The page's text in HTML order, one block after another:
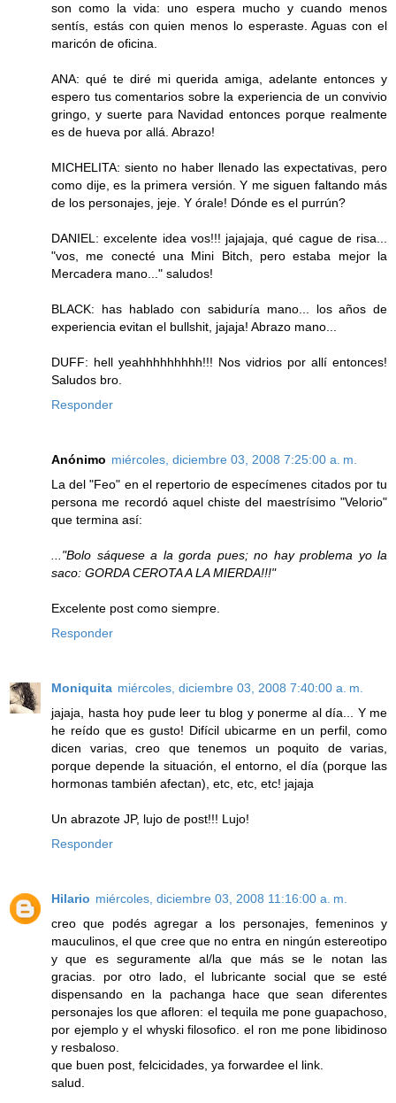
son como la vida: uno espera mucho y cuando menos
sentís, estás con quien menos lo esperaste. Aguas con el
maricón de oficina.
ANA: qué te diré mi querida amiga, adelante entonces y
espero tus comentarios sobre la experiencia de un convivio
gringo, y suerte para Navidad entonces porque realmente
es de hueva por allá. Abrazo!
MICHELITA: siento no haber llenado las expectativas, pero
como dije, es la primera versión. Y me siguen faltando más
de los personajes, jeje. Y órale! Dónde es el purrún?
DANIEL: excelente idea vos!!! jajajaja, qué cague de risa...
"vos, me conecté una Mini Bitch, pero estaba mejor la
Mercadera mano..." saludos!
BLACK: has hablado con sabiduría mano... los años de
experiencia evitan el bullshit, jajaja! Abrazo mano...
DUFF: hell yeahhhhhhhhh!!! Nos vidrios por allí entonces!
Saludos bro.
Responder
Anónimo miércoles, diciembre 03, 2008 7:25:00 a. m.
La del "Feo" en el repertorio de especímenes citados por tu
persona me recordó aquel chiste del maestrísimo "Velorio"
que termina así:
..."Bolo sáquese a la gorda pues; no hay problema yo la
saco: GORDA CEROTA A LA MIERDA!!!"
Excelente post como siempre.
Responder
Moniquita miércoles, diciembre 03, 2008 7:40:00 a. m.
jajaja, hasta hoy pude leer tu blog y ponerme al día... Y me
he reído que es gusto! Difícil ubicarme en un perfil, como
dicen varias, creo que tenemos un poquito de varias,
porque depende la situación, el entorno, el día (porque las
hormonas también afectan), etc, etc, etc! jajaja
Un abrazote JP, lujo de post!!! Lujo!
Responder
Hilario miércoles, diciembre 03, 2008 11:16:00 a. m.
creo que podés agregar a los personajes, femeninos y
mauculinos, el que cree que no entra en ningún estereotipo
y que es seguramente al/la que más se le notan las
gracias. por otro lado, el lubricante social que se esté
dispensando en la pachanga hace que sean diferentes
personajes los que afloren: el tequila me pone guapachoso,
por ejemplo y el whyski filosofico. el ron me pone libidinoso
y resbaloso.
que buen post, felcicidades, ya forwardee el link.
salud.